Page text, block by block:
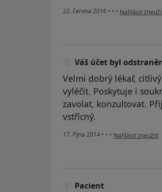
22. června 2016 • • • podle názoru
Nahlásit
Váš účet byl
Velmi dobrý lékař,
vyléčit. Poskytuje i
zavolat, konzultovat.
vstřícný.
17. října 2014 • • • podle názoru
Nahlásit zneužití
Pacient